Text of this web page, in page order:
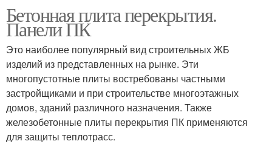
Бетонная плита перекрытия.
Панели ПК
Это наиболее популярный вид строительных ЖБ
изделий из представленных на рынке. Эти
многопустотные плиты востребованы частными
застройщиками и при строительстве многоэтажных
домов, зданий различного назначения. Также
железобетонные плиты перекрытия ПК применяются
для защиты теплотрасс.